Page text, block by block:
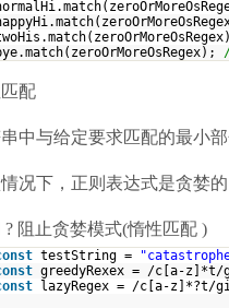
配
与给定要求匹配的最小部
下，正则表达式是贪婪的
止贪婪模式(惰性匹配 )
testString =
greedyRexex = /c[a-
lazyRegex = /c[a-z]*?t/